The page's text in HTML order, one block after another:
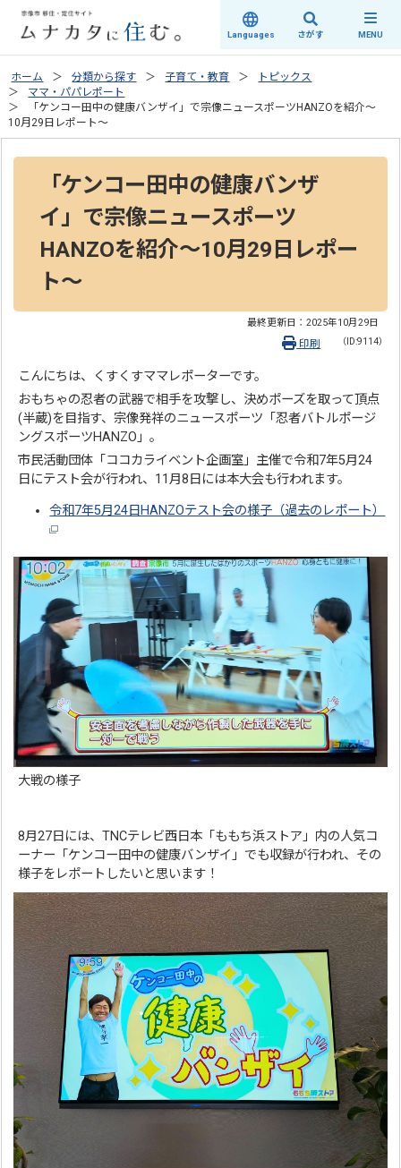
Languages さがす MENU
ホーム 分類から探す 子育て・教育
トピックス
ママ・パパレポート
「ケンコー田中の健康バンザイ」で宗像ニュースポーツHANZOを紹介～
10月29日レポート～
「ケンコー田中の健康バンザ
イ」で宗像ニュースポーツ
HANZOを紹介～10月29日レポー
ト～
最終更新日： 2025年10月29日
（ID:9114）
印刷
こんにちは、くすくすママレポーターです。
おもちゃの忍者の武器で相手を攻撃し、決めポーズを取って頂点
(半蔵)を目指す、宗像発祥のニュースポーツ「忍者バトルポージ
ングスポーツHANZO」。
市民活動団体「ココカライベント企画室」主催で令和7年5月24
日にテスト会が行われ、11月8日には本大会も行われます。
令和7年5月24日HANZOテスト会の様子（過去のレポート）
大戦の様子
8月27日には、TNCテレビ西日本「ももち浜ストア」内の人気コ
ーナー「ケンコー田中の健康バンザイ」でも収録が行われ、その
様子をレポートしたいと思います！